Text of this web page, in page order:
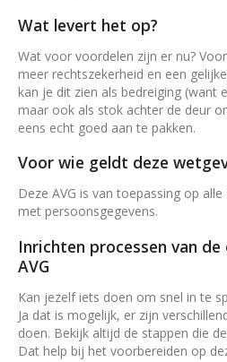
Wat levert het op?
Wat voor voordelen zijn er nu?
meer rechtszekerheid en een
kan je dit zien als bedreiging (want
maar ook als stok achter de deur
eens echt goed aan te pakken.
Voor wie geldt deze
Deze AVG is van toepassing op
met persoonsgegevens.
Inrichten processen van
AVG
Kan jezelf iets doen om snel in te
Ja dat is mogelijk, er zijn
doen. Bekijk altijd de stappen die
Dat help bij het voorbereiden op